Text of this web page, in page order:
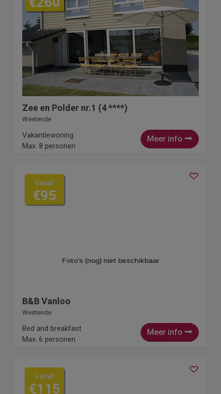
Zee en Polder nr.1 (4 ****)
Westende
Meer info
Vakantiewoning
Max. 8 personen
Vanaf
€95
B&B Vanloo
Westende
Meer info
Bed and breakfast
Max. 6 personen
Vanaf
€115